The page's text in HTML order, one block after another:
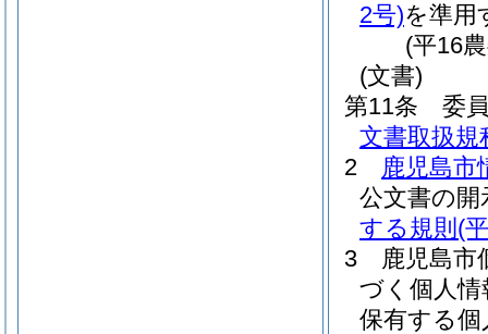
2号)を準用
(平16
(文書)
第11条
委
文書取扱規
2
鹿児島市
公文書の
する規則 (
3
鹿児島市
づく個人
保有する